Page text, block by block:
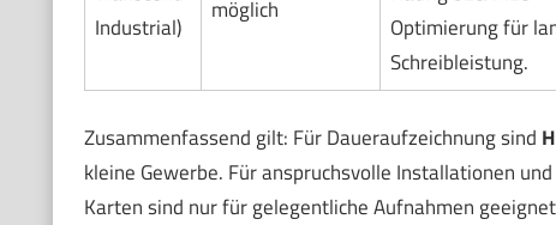
Industrial)
möglich
Optimierung für
Schreibleistung.
Zusammenfassend gilt: Für Daueraufzeichnung sind
kleine Gewerbe. Für anspruchsvolle Installationen
Karten sind nur für gelegentliche Aufnahmen